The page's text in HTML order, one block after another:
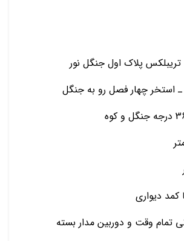
تریبلکس پلاک اول جنگل نور
استخر چهار فصل رو به جنگل
تمام وقت و دوربین مدار بسته